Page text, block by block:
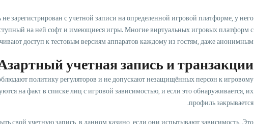
не зарегистрирован с учетной записи на определенной игровой платформе, у него
на ней софт и имеющиеся игры. Многие виртуальных игровых платформ с
доступ к тестовым версиям аппаратов каждому из гостям, даже анонимным.
учетная запись и транзакции
политику регуляторов и не допускают незащищённых персон к игровому
на факт в списке лиц с игровой зависимостью, и если это обнаруживается, их
профиль закрывается.